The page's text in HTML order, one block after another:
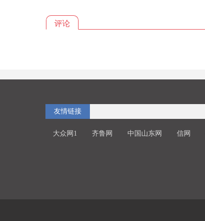
评论
友情链接
大众网1 齐鲁网 中国山东网 信网